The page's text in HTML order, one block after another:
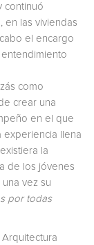
continuó
en las viviendas
el encargo
como
crear una
en el que
experiencia llena
la
de los jóvenes
vez su
por todas